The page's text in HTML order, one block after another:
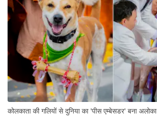
कोलकाता की गलियों से दुनिया का 'पीस एम्बेसडर' बना अलोका